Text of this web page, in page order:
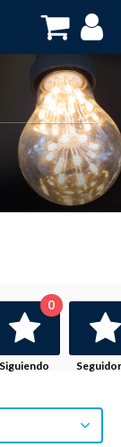
Siguiendo
0